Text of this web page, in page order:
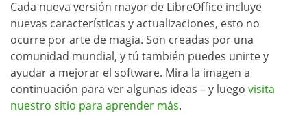
Cada nueva versión mayor de LibreOffice incluye
nuevas características y actualizaciones, esto no
ocurre por arte de magia. Son creadas por una
comunidad mundial, y tú también puedes unirte y
ayudar a mejorar el software. Mira la imagen a
continuación para ver algunas ideas – y luego visita
nuestro sitio para aprender más.